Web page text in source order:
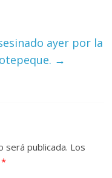
ayer por la
→
será publicada. Los
*